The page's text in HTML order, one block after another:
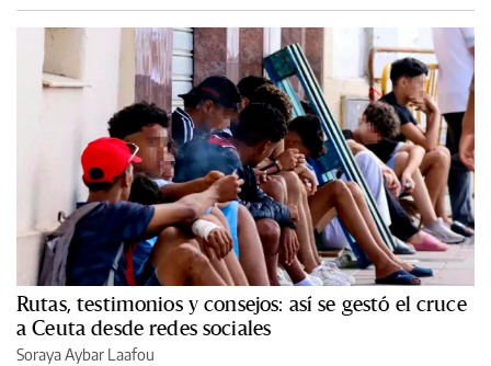
Rutas, testimonios y consejos: así se gestó el cruce
a Ceuta desde redes sociales
Soraya Aybar Laafou